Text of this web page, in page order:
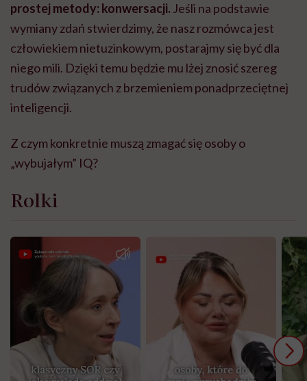
prostej metody: konwersacji. Jeśli na podstawie
wymiany zdań stwierdzimy, że nasz rozmówca jest
człowiekiem nietuzinkowym, postarajmy się być dla
niego mili. Dzięki temu będzie mu lżej znosić szereg
trudów związanych z brzemieniem ponadprzeciętnej
inteligencji.
Z czym konkretnie muszą zmagać się osoby o
„wybujałym” IQ?
Rolki